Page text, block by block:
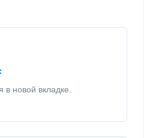
в новой вкладке.